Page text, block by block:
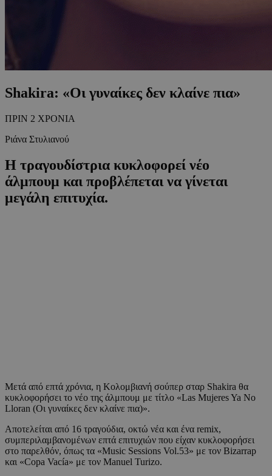
Shakira: «Οι γυναίκες δεν κλαίνε πια»
ΠΡΙΝ 2 ΧΡΟΝΙΑ
Ριάνα Στυλιανού
Η τραγουδίστρια κυκλοφορεί νέο
άλμπουμ και προβλέπεται να γίνεται
μεγάλη επιτυχία.
Mετά από επτά χρόνια, η Κολομβιανή σούπερ σταρ Shakira θα
κυκλοφορήσει το νέο της άλμπουμ με τίτλο «Las Mujeres Ya No
Lloran (Οι γυναίκες δεν κλαίνε πια)».
Αποτελείται από 16 τραγούδια, οκτώ νέα και ένα remix,
συμπεριλαμβανομένων επτά επιτυχιών που είχαν κυκλοφορήσει
στο παρελθόν, όπως τα «Music Sessions Vol.53» με τον Bizarrap
και «Copa Vacía» με τον Manuel Turizo.